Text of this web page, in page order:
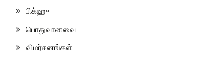
பிக்ஹு
பொதுவானவை
விமர்சனங்கள்